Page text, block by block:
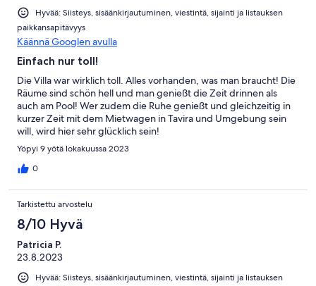
Hyvää: Siisteys, sisäänkirjautuminen, viestintä, sijainti ja listauksen
paikkansapitävyys
Käännä Googlen avulla
Einfach nur toll!
Die Villa war wirklich toll. Alles vorhanden, was man braucht! Die
Räume sind schön hell und man genießt die Zeit drinnen als
auch am Pool! Wer zudem die Ruhe genießt und gleichzeitig in
kurzer Zeit mit dem Mietwagen in Tavira und Umgebung sein
will, wird hier sehr glücklich sein!
Yöpyi 9 yötä lokakuussa 2023
0
Tarkistettu arvostelu
8/10 Hyvä
Patricia P.
23.8.2023
Hyvää: Siisteys, sisäänkirjautuminen, viestintä, sijainti ja listauksen